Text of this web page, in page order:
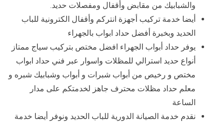
والشبابيك من مقابض وأقفال ومفصلات حديد.
أيضا خدمة تركيب أجهزة انتركم وأقفال الكترونية للباب
الحديد وبخبرة أفضل حداد ابواب بالجهراء
يوفر حداد أبواب الجهراء افضل مختص بتركيب سياج ممتاز
أنواع حديد استرالي للمظلات واسوار عبر فني حداد ابواب
مختص و رخيص من أبواب شبرات و أبواب وشبابيك شبره و
معلم حداد مظلات محترف جاهز لخدمتكم على مدار
الساعة
نقدم خدمة الصيانة الدورية للباب الحديد ونوفر أيضا خدمة